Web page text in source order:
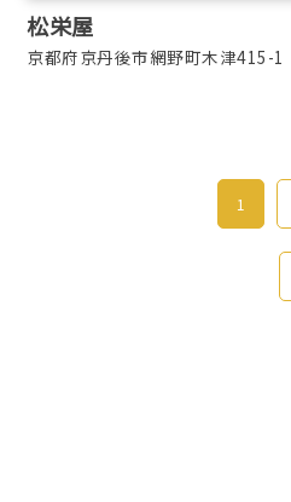
松栄屋
京都府京丹後市網野町木津415-1
1